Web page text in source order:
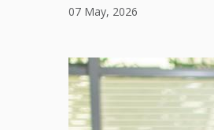
07 May, 2026